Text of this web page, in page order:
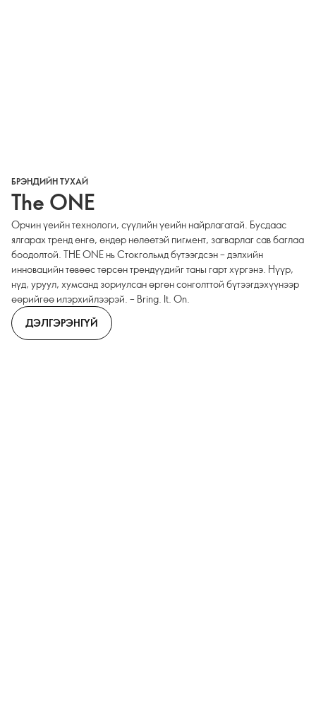
БРЭНДИЙН ТУХАЙ
The ONE
Орчин үеийн технологи, сүүлийн үеийн найрлагатай. Бусдаас
ялгарах тренд өнгө, өндөр нөлөөтэй пигмент, загварлаг сав баглаа
боодолтой. THE ONE нь Стокгольмд бүтээгдсэн – дэлхийн
инновацийн төвөөс төрсөн трендүүдийг таны гарт хүргэнэ. Нүүр,
нүд, уруул, хумсанд зориулсан өргөн сонголттой бүтээгдэхүүнээр
өөрийгөө илэрхийлээрэй. – Bring. It. On.
ДЭЛГЭРЭНГҮЙ